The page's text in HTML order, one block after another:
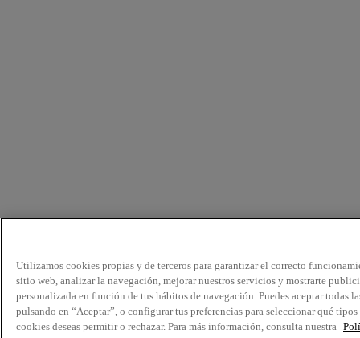
Utilizamos cookies propias y de terceros para garantizar el correcto
sitio web, analizar la navegación, mejorar nuestros servicios y mostrarte
personalizada en función de tus hábitos de navegación. Puedes aceptar todas
pulsando en “Aceptar”, o configurar tus preferencias para seleccionar qué tipos
cookies deseas permitir o rechazar. Para más información, consulta nuestra